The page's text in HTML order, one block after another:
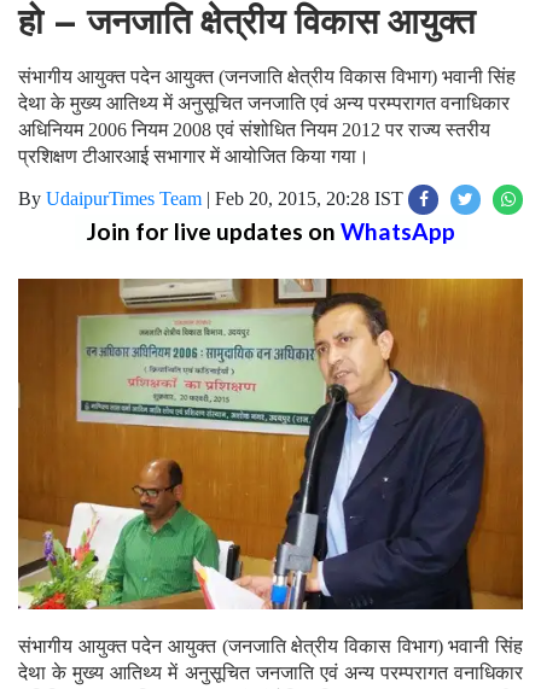
हो – जनजाति क्षेत्रीय विकास आयुक्त
संभागीय आयुक्त पदेन आयुक्त (जनजाति क्षेत्रीय विकास विभाग) भवानी सिंह
देथा के मुख्य आतिथ्य में अनुसूचित जनजाति एवं अन्य परम्परागत वनाधिकार
अधिनियम 2006 नियम 2008 एवं संशोधित नियम 2012 पर राज्य स्तरीय
प्रशिक्षण टीआरआई सभागार में आयोजित किया गया।
By UdaipurTimes Team | Feb 20, 2015, 20:28 IST
Join for live updates on WhatsApp
संभागीय आयुक्त पदेन आयुक्त (जनजाति क्षेत्रीय विकास विभाग) भवानी सिंह
देथा के मुख्य आतिथ्य में अनुसूचित जनजाति एवं अन्य परम्परागत वनाधिकार